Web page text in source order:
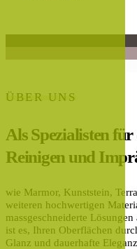
ÜBER UNS
Als Spezialisten für
Reinigen und
wie Marmor, Kunststein,
weiteren hochwertigen
massgeschneiderte
ist es, Ihren Oberflächen
Glanz und dauerhafte